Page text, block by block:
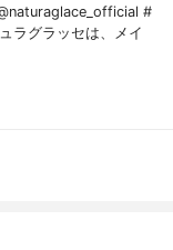
#
ラグラッセは、メイ